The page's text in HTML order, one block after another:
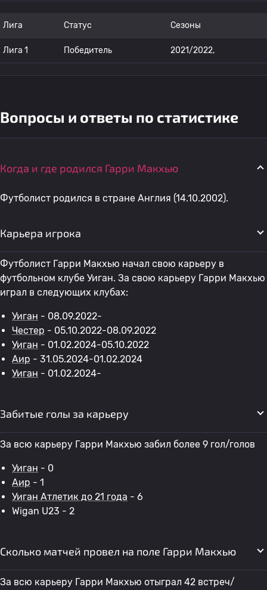
Лига Статус Сезоны
Лига 1 Победитель 2021/2022,
Вопросы и ответы по статистике
Когда и где родился Гарри Макхью
Футболист родился в стране Англия (14.10.2002).
Карьера игрока
Футболист Гарри Макхью начал свою карьеру в
футбольном клубе Уиган. За свою карьеру Гарри Макхью
играл в следующих клубах:
Уиган - 08.09.2022-
Честер - 05.10.2022-08.09.2022
Уиган - 01.02.2024-05.10.2022
Аир - 31.05.2024-01.02.2024
Уиган - 01.02.2024-
Забитые голы за карьеру
За всю карьеру Гарри Макхью забил более 9 гол/голов
Уиган - 0
Аир - 1
Уиган Атлетик до 21 года - 6
Wigan U23 - 2
Сколько матчей провел на поле Гарри Макхью
За всю карьеру Гарри Макхью отыграл 42 встреч/